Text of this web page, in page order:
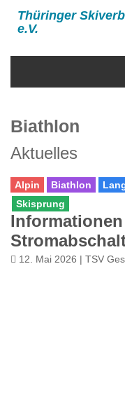
Thüringer
e.V.
Biathlon
Aktuelles
Alpin Biathlon
Skisprung
12. Mai 2026 | TSV